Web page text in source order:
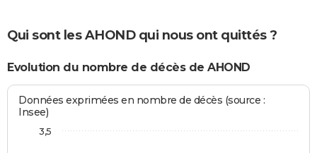
Qui sont les AHOND qui nous ont quittés ?
Evolution du nombre de décès de AHOND
Données exprimées en nombre de décès (source :
Insee)
3,5